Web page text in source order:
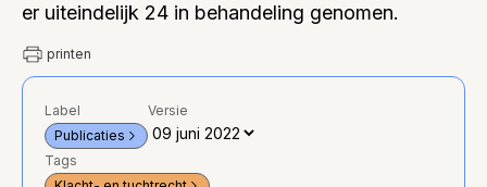
er uiteindelijk 24 in behandeling genomen.
printen
Label
Publicaties
Versie
Tags